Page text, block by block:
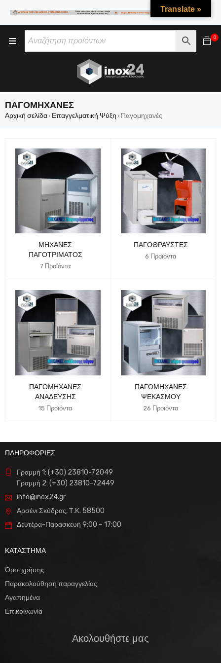
0
ΠΑΓΟΜΗΧΑΝΈΣ
Αρχική σελίδα› Επαγγελματική Ψύξη › Παγομηχανές
ΜΗΧΑΝΈΣ
ΠΑΓΟΤΡΊΜΑΤΟΣ
7 Προϊόντα
ΠΑΓΟΘΡΑΎΣΤΕΣ
6 Προϊόντα
ΠΑΓΟΜΗΧΑΝΈΣ
ΑΝΆΔΕΥΣΗΣ
15 Προϊόντα
ΠΑΓΟΜΗΧΑΝΈΣ
ΨΕΚΑΣΜΟΎ
26 Προϊόντα
ΠΛΗΡΟΦΟΡΙΕΣ
Γραμμή 1: (+30) 23810-72049
Γραμμή 2: (+30) 23810-72449
info@inox24.gr
Αρσένι Σκύδρας, Τ.Κ. 58500
Δευτέρα-Παρασκευή 9:00 – 17:00
ΚΑΤΑΣΤΗΜΑ
Όροι χρήσης
Παρακολούθηση παραγγελίας
Αγαπημένα
Επικοινωνία
Ακολουθήστε μας
Translate »